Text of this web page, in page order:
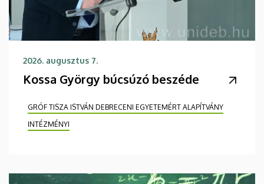
2026. augusztus 7.
Kossa György búcsúzó beszéde
GRÓF TISZA ISTVÁN DEBRECENI EGYETEMÉRT ALAPÍTVÁNY
INTÉZMÉNYI